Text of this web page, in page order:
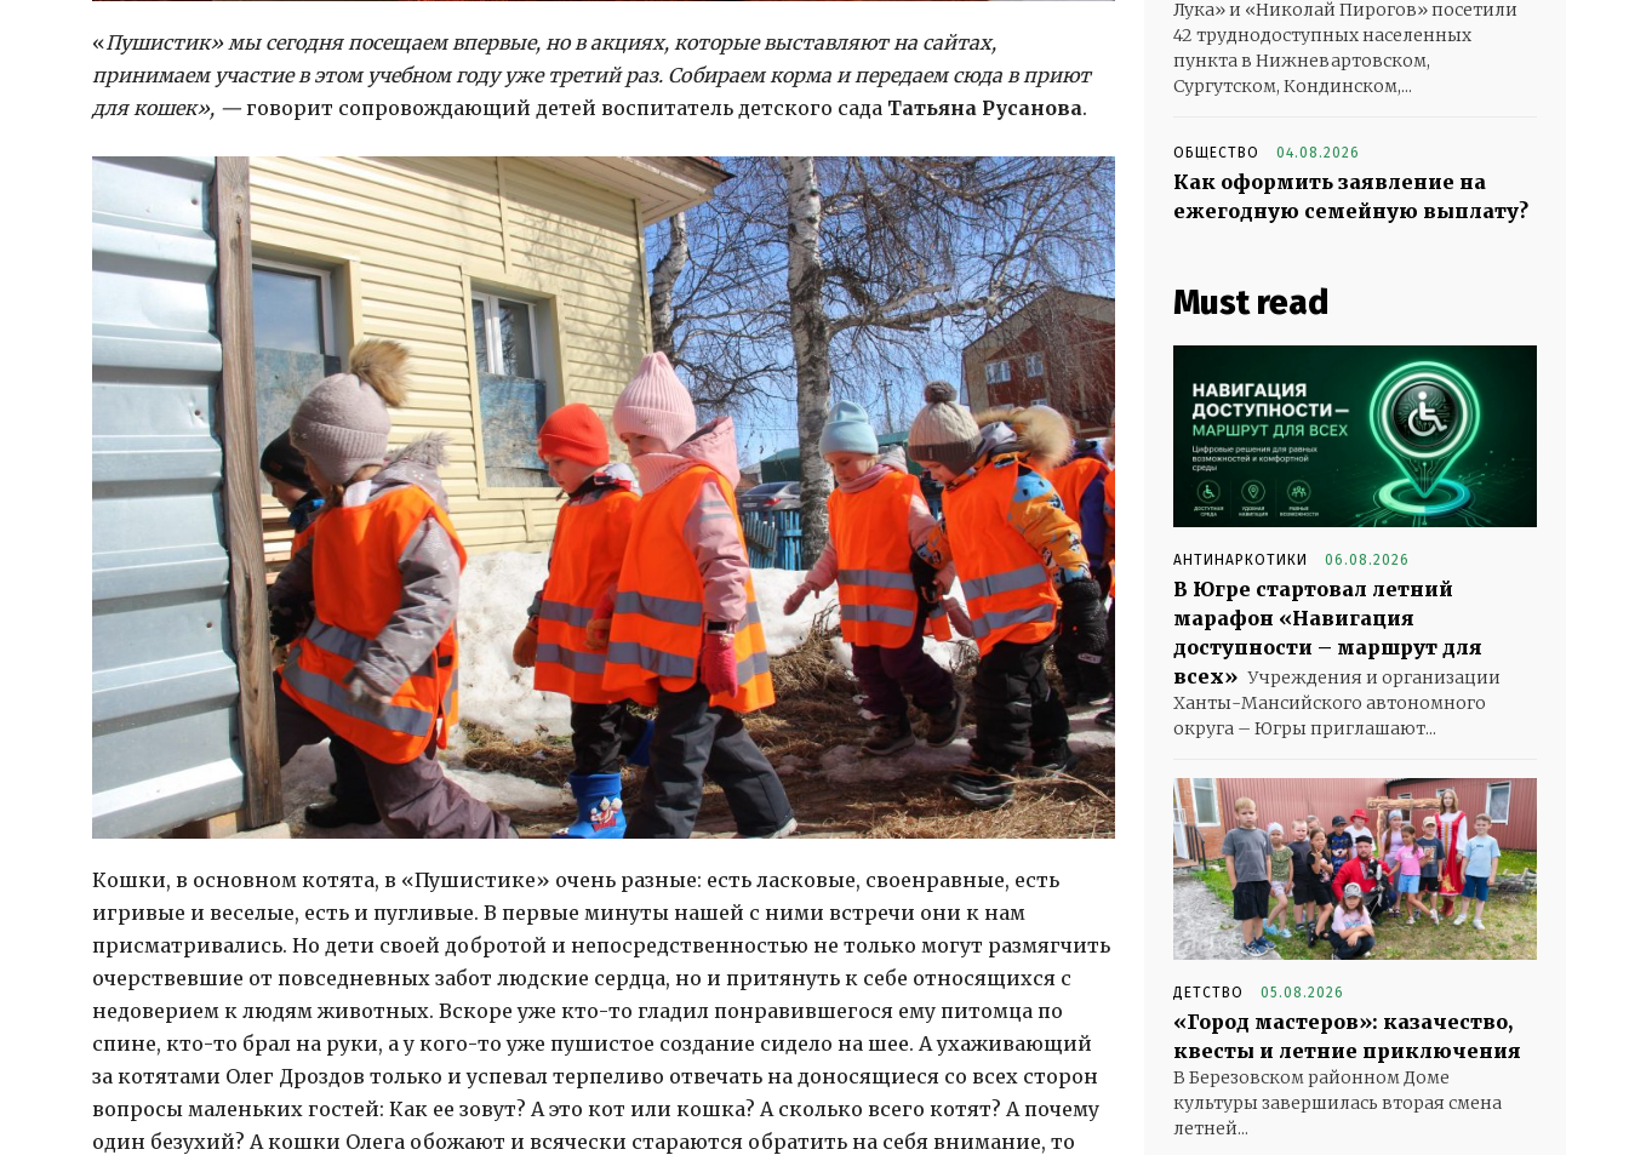
«Пушистик» мы сегодня посещаем впервые, но в акциях, которые выставляют на сайтах,
принимаем участие в этом учебном году уже третий раз. Собираем корма и передаем сюда в приют
для кошек», — говорит сопровождающий детей воспитатель детского сада Татьяна Русанова.
Кошки, в основном котята, в «Пушистике» очень разные: есть ласковые, своенравные, есть
игривые и веселые, есть и пугливые. В первые минуты нашей с ними встречи они к нам
присматривались. Но дети своей добротой и непосредственностью не только могут размягчить
очерствевшие от повседневных забот людские сердца, но и притянуть к себе относящихся с
недоверием к людям животных. Вскоре уже кто-то гладил понравившегося ему питомца по
спине, кто-то брал на руки, а у кого-то уже пушистое создание сидело на шее. А ухаживающий
за котятами Олег Дроздов только и успевал терпеливо отвечать на доносящиеся со всех сторон
вопросы маленьких гостей: Как ее зовут? А это кот или кошка? А сколько всего котят? А почему
один безухий? А кошки Олега обожают и всячески стараются обратить на себя внимание, то
Лука» и «Николай Пирогов» посетили
42 труднодоступных населенных
пункта в Нижневартовском,
Сургутском, Кондинском,...
ОБЩЕСТВО 04.08.2026
Как оформить заявление на
ежегодную семейную выплату?
Must read
АНТИНАРКОТИКИ 06.08.2026
В Югре стартовал летний
марафон «Навигация
доступности – маршрут для
всех» Учреждения и организации
Ханты-Мансийского автономного
округа – Югры приглашают...
ДЕТСТВО 05.08.2026
«Город мастеров»: казачество,
квесты и летние приключения
В Березовском районном Доме
культуры завершилась вторая смена
летней...